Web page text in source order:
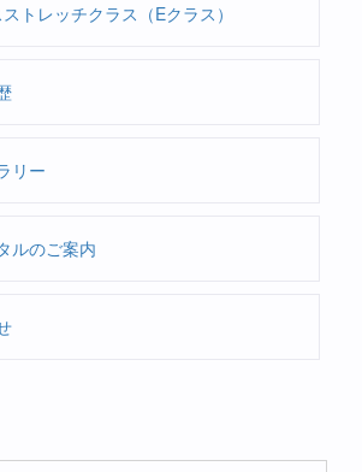
トレッチクラス（Eクラス）
リー
ルのご案内